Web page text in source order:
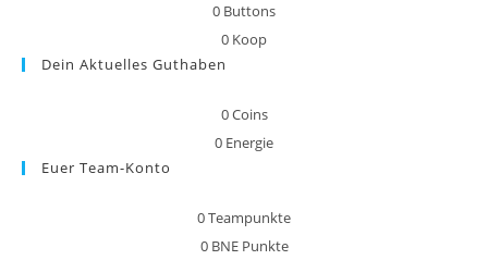
0 Buttons
0 Koop
Dein Aktuelles Guthaben
0Coins
0 Energie
Euer Team-Konto
0Teampunkte
0 BNE Punkte